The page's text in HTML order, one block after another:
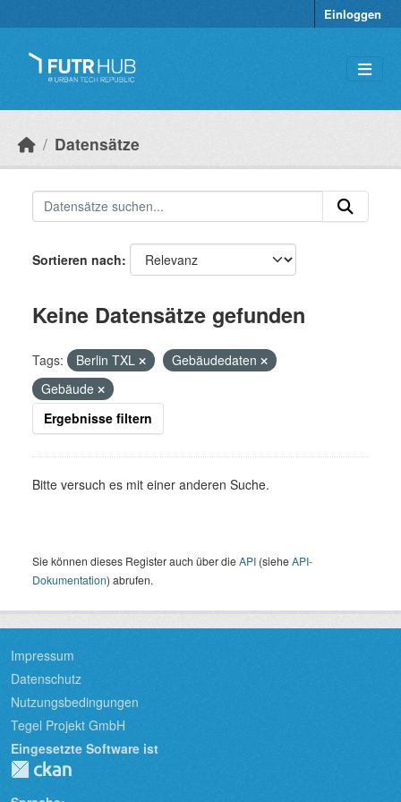
Einloggen
Datensätze
Sortieren nach
Keine Datensätze gefunden
Tags: Berlin TXL
Gebäudedaten
Gebäude
Ergebnisse filtern
Bitte versuch es mit einer anderen Suche.
Sie können dieses Register auch über dieAPI (sieheAPI-
Dokumentation) abrufen.
Impressum
Datenschutz
Nutzungsbedingungen
Tegel Projekt GmbH
Eingesetzte Software ist